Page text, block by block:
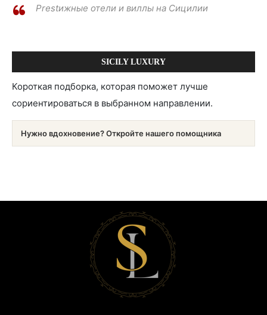
Prestижные отели и виллы на Сицилии
SICILY LUXURY
Короткая подборка, которая поможет лучше
сориентироваться в выбранном направлении.
Нужно вдохновение? Откройте нашего помощника